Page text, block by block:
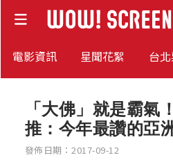
電影資訊 星聞花絮 台
「大佛」就是霸氣
推：今年最讚的亞
發佈日期：2017-09-12